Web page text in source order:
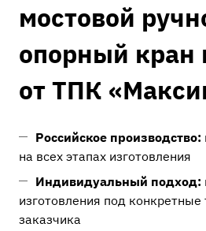
мостовой
опорный кран
от ТПК
Российское производство:
на всех этапах изготовления
Индивидуальный подход:
изготовления под конкретные
заказчика